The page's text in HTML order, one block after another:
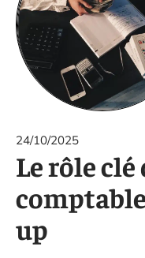
24/10/2025
Le rôle clé
up